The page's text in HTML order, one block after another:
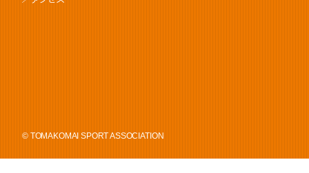
© TOMAKOMAI SPORT ASSOCIATION